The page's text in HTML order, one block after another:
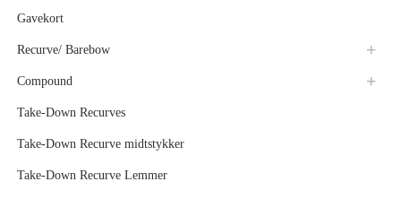
Gavekort
Recurve/ Barebow
Compound
Take-Down Recurves
Take-Down Recurve midtstykker
Take-Down Recurve Lemmer